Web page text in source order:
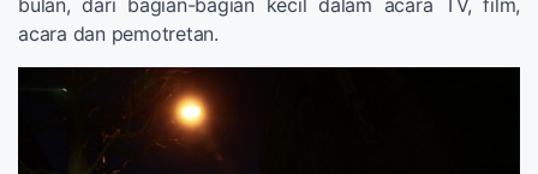
bulan, dari bagian-bagian kecil dalam acara TV, film,
acara dan pemotretan.